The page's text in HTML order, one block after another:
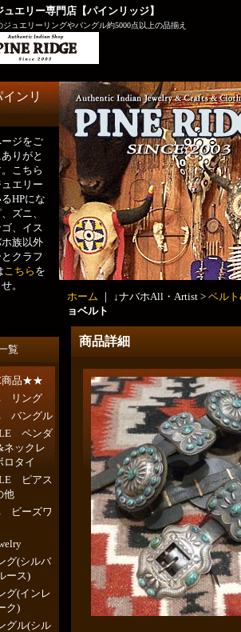
エリー専門店【パインリッジ】
ュエリーリングやバングル約5000点以上の品揃え
インリ
ジをご
りがと
こちら
エリー
HPにな
ズニ、
、イス
族以外
クラフ
こちら を
。
覧
商品★★
リング
バングル
ペンダ
ネックレ
ロタイ
ピアス
他
ビーズワ
グ(シルバ
ース)
グ(インレ
ク)
グル(シル
ホーム ｜ ↓ナバホAll・Artist > ベル
ョベルト
商品詳細